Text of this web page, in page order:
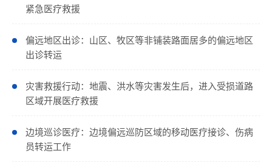
紧急医疗救援
偏远地区出诊：山区、牧区等非铺装路面居多的偏远地区
出诊转运
灾害救援行动：地震、洪水等灾害发生后，进入受损道路
区域开展医疗救援
边境巡诊医疗：边境偏远巡防区域的移动医疗接诊、伤病
员转运工作